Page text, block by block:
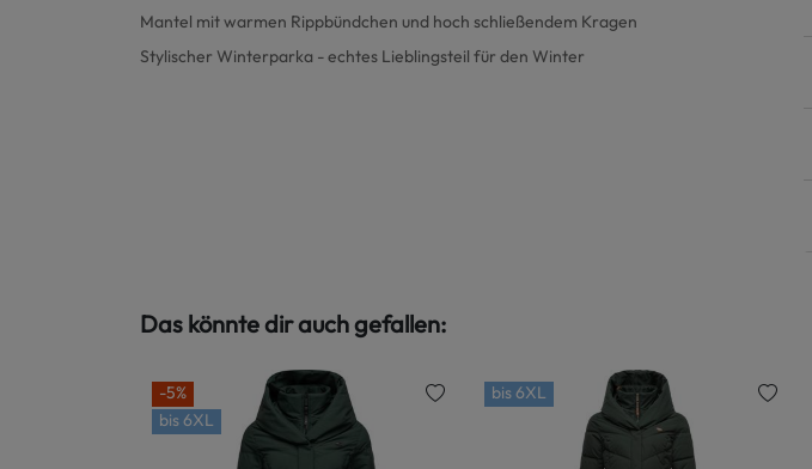
Mantel mit warmen Rippbündchen und hoch schließendem Kragen
Stylischer Winterparka - echtes Lieblingsteil für den Winter
Das könnte dir auch gefallen:
-5%
bis6XL
bis6XL